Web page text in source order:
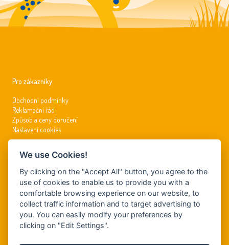
Pro zákazníky
Obchodní podmínky
Reklamační řád
Způsob a ceny doručení
Nastavení cookies
Kontakty
info@dynamickysvet.cz
Tel.: +420 381 210 197
GSM: +420 799 509 726
DYNAMIS, s.r.o.
We use Cookies!
By clicking on the "Accept All" button, you agree to the
use of cookies to enable us to provide you with a
comfortable browsing experience on our website, to
collect traffic information and to target advertising to
you. You can easily modify your preferences by
clicking on "Edit Settings".